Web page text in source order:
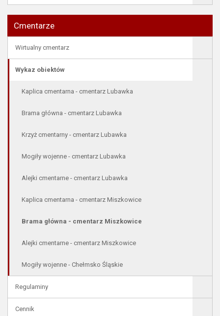
Cmentarze
Wirtualny cmentarz
Wykaz obiektów
Kaplica cmentarna - cmentarz Lubawka
Brama główna - cmentarz Lubawka
Krzyż cmentarny - cmentarz Lubawka
Mogiły wojenne - cmentarz Lubawka
Alejki cmentarne - cmentarz Lubawka
Kaplica cmentarna - cmentarz Miszkowice
Brama główna - cmentarz Miszkowice
Alejki cmentarne - cmentarz Miszkowice
Mogiły wojenne - Chełmsko Śląskie
Regulaminy
Cennik